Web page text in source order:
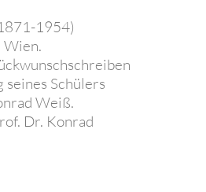
1954)
Wien.
Schülers
Weiß.
Dr. Konrad